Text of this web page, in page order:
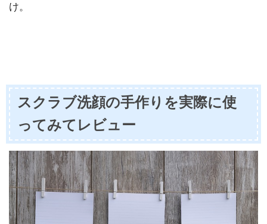
け。
スクラブ洗顔の手作りを実際に使
ってみてレビュー